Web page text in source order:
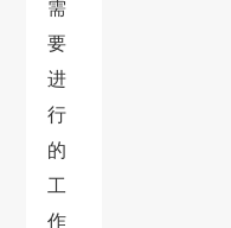
需
要
进
行
的
工
作